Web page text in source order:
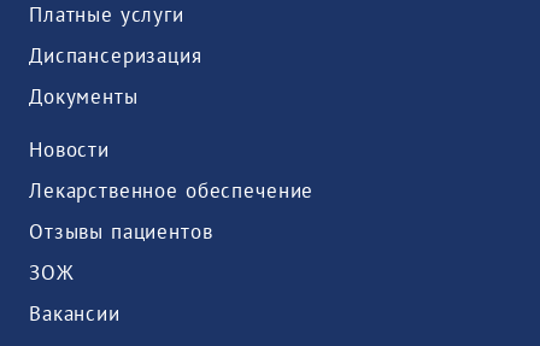
Платные услуги
Диспансеризация
Документы
Новости
Лекарственное обеспечение
Отзывы пациентов
ЗОЖ
Вакансии